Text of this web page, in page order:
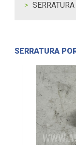
SERRATURA